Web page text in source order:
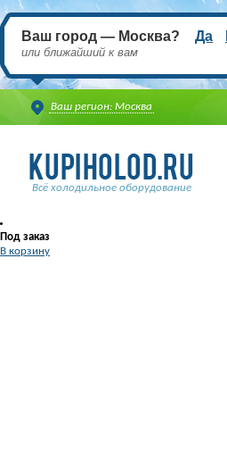
Ваш регион: Москва
Ваш город — Москва? Да
или ближайший к вам
Всё холодильное оборудование
Под заказ
В корзину